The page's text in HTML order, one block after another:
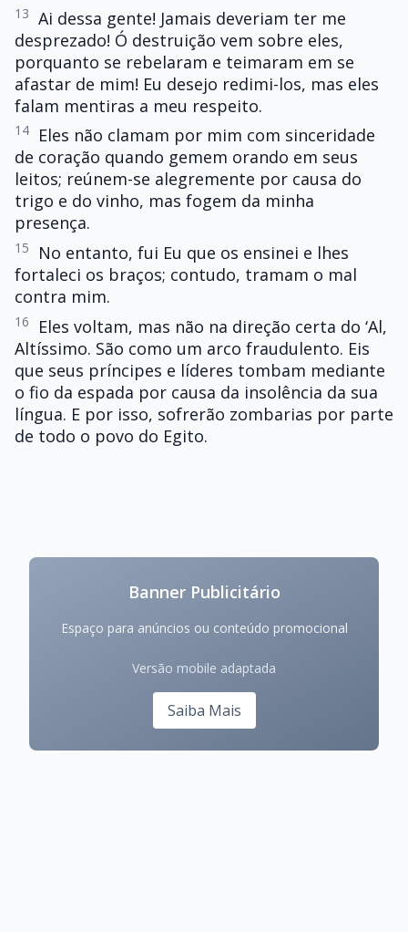
13 Ai dessa gente! Jamais deveriam ter me
desprezado! Ó destruição vem sobre eles,
porquanto se rebelaram e teimaram em se
afastar de mim! Eu desejo redimi-los, mas eles
falam mentiras a meu respeito.
14
Eles não clamam por mim com sinceridade
de coração quando gemem orando em seus
leitos; reúnem-se alegremente por causa do
trigo e do vinho, mas fogem da minha
presença.
15
No entanto, fui Eu que os ensinei e lhes
fortaleci os braços; contudo, tramam o mal
contra mim.
16
Eles voltam, mas não na direção certa do ‘Al,
Altíssimo. São como um arco fraudulento. Eis
que seus príncipes e líderes tombam mediante
o fio da espada por causa da insolência da sua
língua. E por isso, sofrerão zombarias por parte
de todo o povo do Egito.
Banner Publicitário
Espaço para anúncios ou conteúdo promocional
Versão mobile adaptada
Saiba Mais